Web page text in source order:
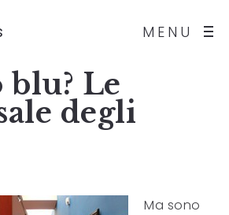
MENU
blu? Le
degli
Ma sono